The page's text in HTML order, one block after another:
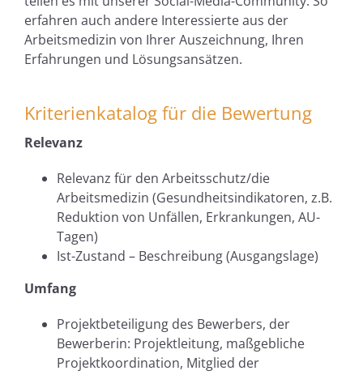
erfahren auch andere Interessierte aus der
Arbeitsmedizin von Ihrer Auszeichnung, Ihren
Erfahrungen und Lösungsansätzen.
Kriterienkatalog für die Bewertung
Relevanz
Relevanz für den Arbeitsschutz/die
Arbeitsmedizin (Gesundheitsindikatoren, z.B.
Reduktion von Unfällen, Erkrankungen, AU-
Tagen)
Ist-Zustand – Beschreibung (Ausgangslage)
Umfang
Projektbeteiligung des Bewerbers, der
Bewerberin: Projektleitung, maßgebliche
Projektkoordination, Mitglied der